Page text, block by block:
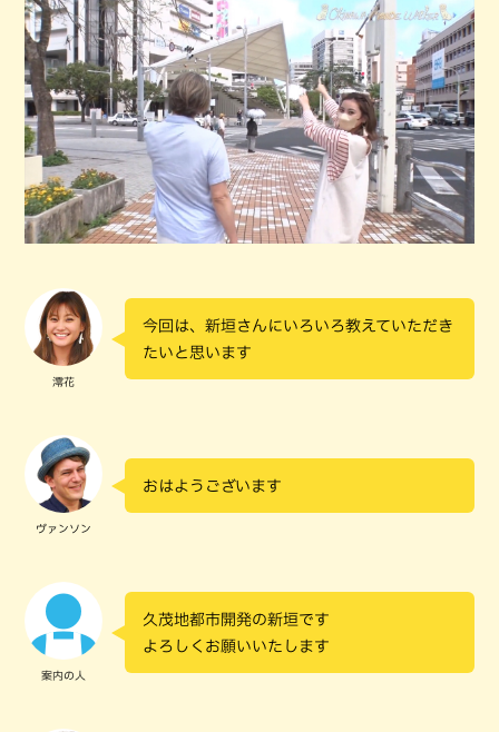
澪花
今回は、新垣さんにいろいろ教えていただき
たいと思います
ヴァンソン
おはようございます
案内の人
久茂地都市開発の新垣です
よろしくお願いいたします